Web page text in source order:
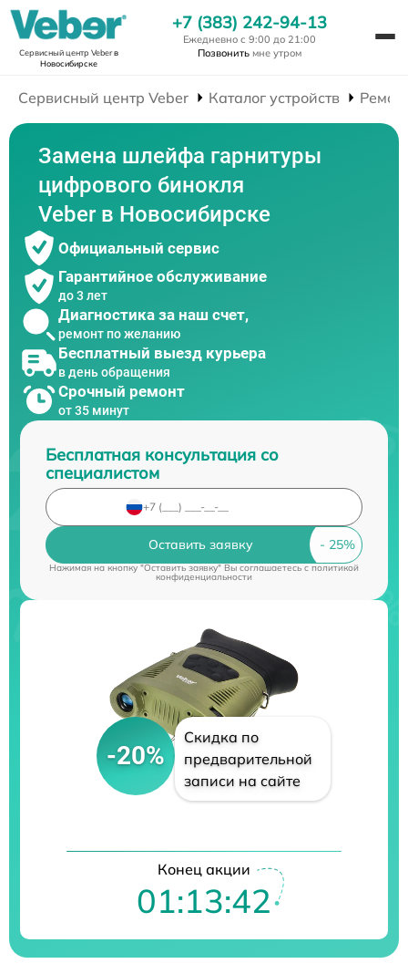
Сервисный центр Veberв
Новосибирске
+7 (383) 242-94-13
Ежедневно с 9:00 до 21:00
Позвонить мне утром
Сервисный центр Veber Каталог устройств
Замена шлейфа гарнитуры
цифрового бинокля
Veber в Новосибирске
Официальный сервис
Гарантийное обслуживание
до 3 лет
Диагностика за наш счет,
ремонт по желанию
Бесплатный выезд курьера
в день обращения
Срочный ремонт
от 35 минут
Бесплатная консультация со
специалистом
Оставить заявку
Нажимая на кнопку "Оставить заявку" Вы соглашаетесь cполитикой
конфиденциальности
-20%
Скидка по
предварительной
записи на сайте
Конец акции
01:13:41